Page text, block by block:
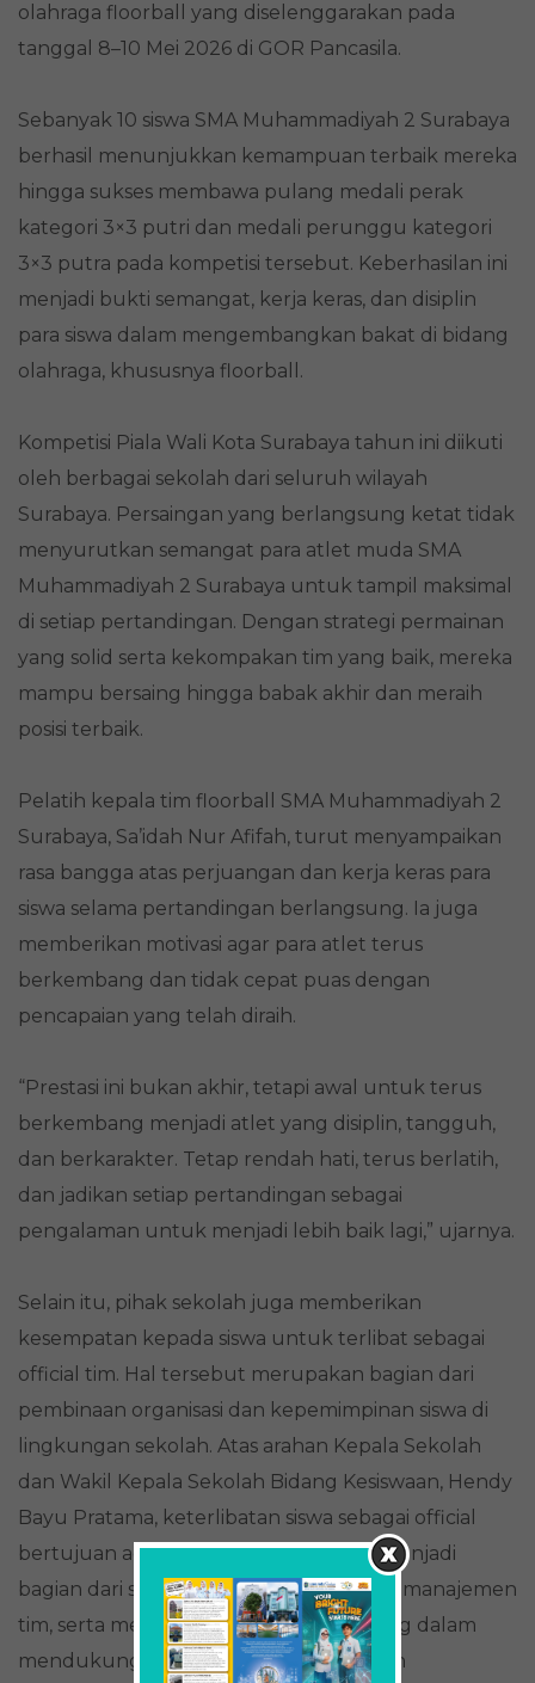
olahraga floorball yang diselenggarakan pada
tanggal 8–10 Mei 2026 di GOR Pancasila.
Sebanyak 10 siswa SMA Muhammadiyah 2 Surabaya
berhasil menunjukkan kemampuan terbaik mereka
hingga sukses membawa pulang medali perak
kategori 3×3 putri dan medali perunggu kategori
3×3 putra pada kompetisi tersebut. Keberhasilan ini
menjadi bukti semangat, kerja keras, dan disiplin
para siswa dalam mengembangkan bakat di bidang
olahraga, khususnya floorball.
Kompetisi Piala Wali Kota Surabaya tahun ini diikuti
oleh berbagai sekolah dari seluruh wilayah
Surabaya. Persaingan yang berlangsung ketat tidak
menyurutkan semangat para atlet muda SMA
Muhammadiyah 2 Surabaya untuk tampil maksimal
di setiap pertandingan. Dengan strategi permainan
yang solid serta kekompakan tim yang baik, mereka
mampu bersaing hingga babak akhir dan meraih
posisi terbaik.
Pelatih kepala tim floorball SMA Muhammadiyah 2
Surabaya, Sa’idah Nur Afifah, turut menyampaikan
rasa bangga atas perjuangan dan kerja keras para
siswa selama pertandingan berlangsung. Ia juga
memberikan motivasi agar para atlet terus
berkembang dan tidak cepat puas dengan
pencapaian yang telah diraih.
“Prestasi ini bukan akhir, tetapi awal untuk terus
berkembang menjadi atlet yang disiplin, tangguh,
dan berkarakter. Tetap rendah hati, terus berlatih,
dan jadikan setiap pertandingan sebagai
pengalaman untuk menjadi lebih baik lagi,” ujarnya.
Selain itu, pihak sekolah juga memberikan
kesempatan kepada siswa untuk terlibat sebagai
official tim. Hal tersebut merupakan bagian dari
pembinaan organisasi dan kepemimpinan siswa di
lingkungan sekolah. Atas arahan Kepala Sekolah
dan Wakil Kepala Sekolah Bidang Kesiswaan, Hendy
Bayu Pratama, keterlibatan siswa sebagai official
bertujuan agar mereka dapat belajar menjadi
bagian dari staf kepelatihan, memahami manajemen
tim, serta memiliki pengalaman langsung dalam
mendukung jalannya pertandingan dan